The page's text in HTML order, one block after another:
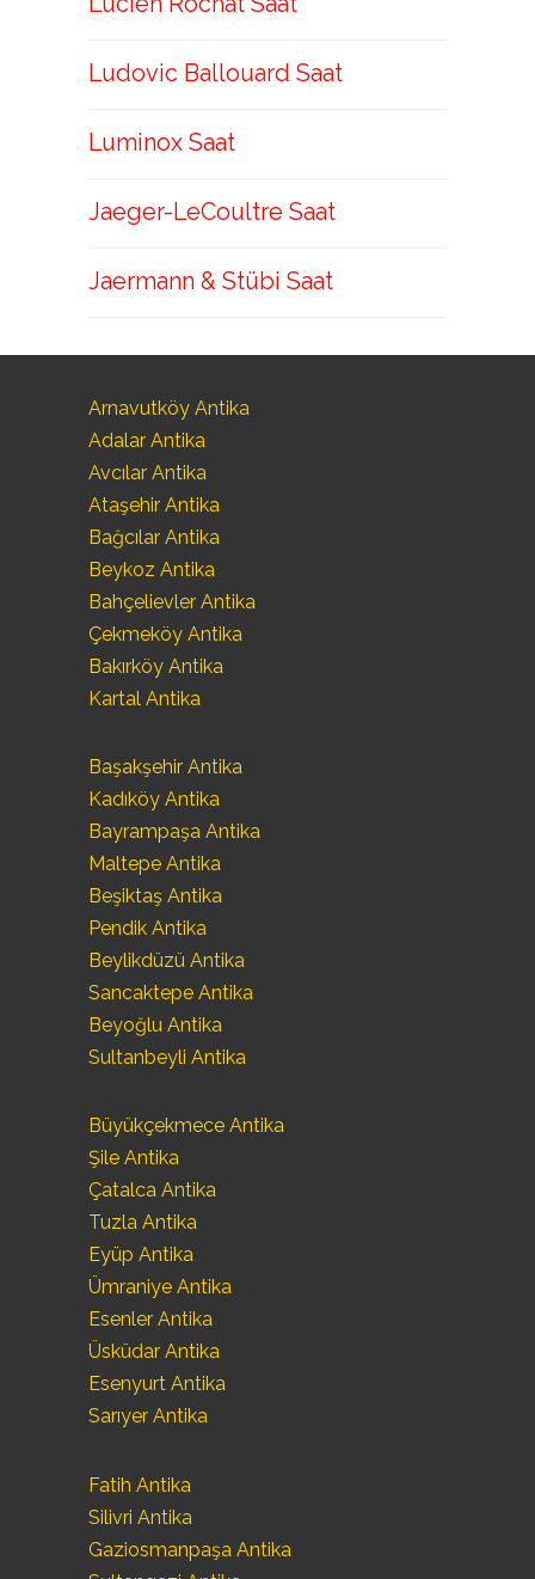
Ludovic Ballouard Saat
Luminox Saat
Jaeger-LeCoultre Saat
Jaermann & Stübi Saat
Arnavutköy Antika
Adalar Antika
Avcılar Antika
Ataşehir Antika
Bağcılar Antika
Beykoz Antika
Bahçelievler Antika
Çekmeköy Antika
Bakırköy Antika
Kartal Antika
Başakşehir Antika
Kadıköy Antika
Bayrampaşa Antika
Maltepe Antika
Beşiktaş Antika
Pendik Antika
Beylikdüzü Antika
Sancaktepe Antika
Beyoğlu Antika
Sultanbeyli Antika
Büyükçekmece Antika
Şile Antika
Çatalca Antika
Tuzla Antika
Eyüp Antika
Ümraniye Antika
Esenler Antika
Üsküdar Antika
Esenyurt Antika
Sarıyer Antika
Fatih Antika
Silivri Antika
Gaziosmanpaşa Antika